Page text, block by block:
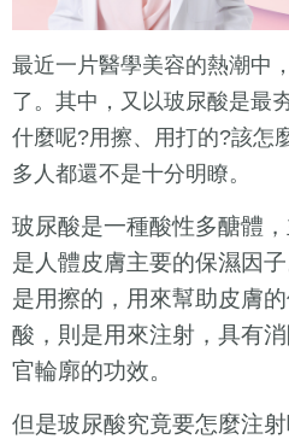
最近一片醫學美容的熱潮中
了。其中，又以玻尿酸是最
什麼呢?用擦、用打的?該怎
多人都還不是十分明瞭。
玻尿酸是一種酸性多醣體
是人體皮膚主要的保濕因
是用擦的，用來幫助皮膚
酸，則是用來注射，具有
官輪廓的功效。
但是玻尿酸究竟要怎麼注